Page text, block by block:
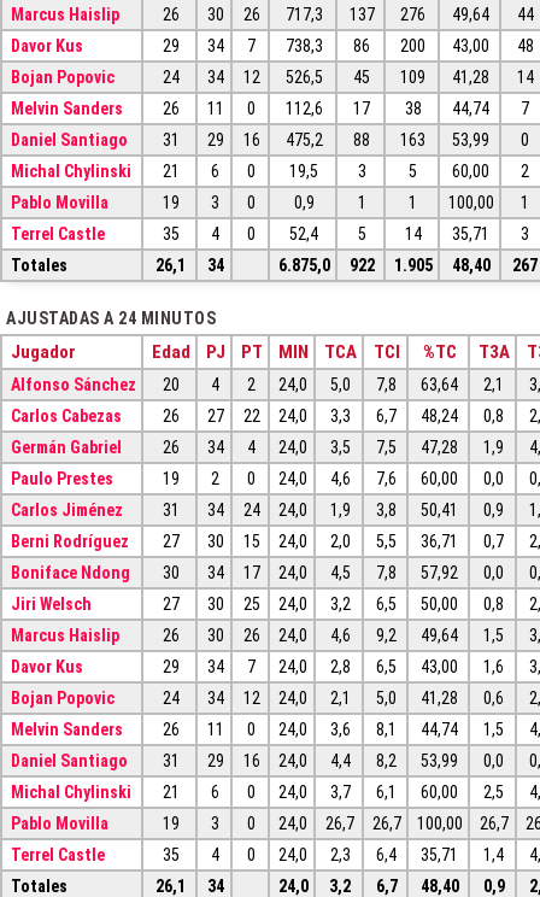
Marcus Haislip 26 30 26 717,3 137 276 49,64
44
Davor Kus
29 34 7 738,3 86 200 43,00
48
Bojan Popovic
24 34 12 526,5 45 109 41,28
14
Melvin Sanders
26 11 0 112,6 17 38 44,74
7
Daniel Santiago
31 29 16 475,2 88 163 53,99
0
Michal Chylinski
21 6 0 19,5 3 5 60,00
2
Pablo Movilla
19 3 0 0,9 1 1 100,00
1
Terrel Castle
35 4 0 52,4 5 14 35,71
3
Totales
26,1 34 6.875,0 922 1.905 48,40 267
AJUSTADAS A 24 MINUTOS
Jugador Edad PJ PT MIN TCA TCI %TC T3A
Alfonso Sánchez 20 4 2 24,0 5,0 7,8 63,64 2,1
Carlos Cabezas
26 27 22 24,0 3,3 6,7 48,24 0,8
Germán Gabriel
26 34 4 24,0 3,5 7,5 47,28 1,9
Paulo Prestes
19 2 0 24,0 4,6 7,6 60,00 0,0
Carlos Jiménez
31 34 24 24,0 1,9 3,8 50,41 0,9
Berni Rodríguez
27 30 15 24,0 2,0 5,5 36,71 0,7
Boniface Ndong
30 34 17 24,0 4,5 7,8 57,92 0,0
Jiri Welsch
27 30 25 24,0 3,2 6,5 50,00 0,8
Marcus Haislip
26 30 26 24,0 4,6 9,2 49,64 1,5
Davor Kus
29 34 7 24,0 2,8 6,5 43,00 1,6
Bojan Popovic
24 34 12 24,0 2,1 5,0 41,28 0,6
Melvin Sanders
26 11 0 24,0 3,6 8,1 44,74 1,5
Daniel Santiago
31 29 16 24,0 4,4 8,2 53,99 0,0
Michal Chylinski
21 6 0 24,0 3,7 6,1 60,00 2,5
Pablo Movilla
19 3 0 24,0 26,7 26,7 100,00 26,7
Terrel Castle
35 4 0 24,0 2,3 6,4 35,71 1,4
Totales
26,1 34 24,0 3,2 6,7 48,40 0,9